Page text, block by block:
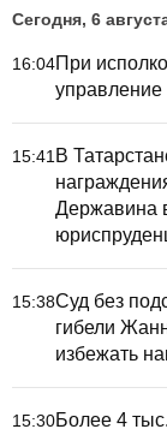
сбили за
тыс.
Сегодня, 6
16:04При
управление
15:41 В
Державина
15:38Суд без
гибели
избежать
15:30Более 4